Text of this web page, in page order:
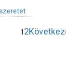
1 2